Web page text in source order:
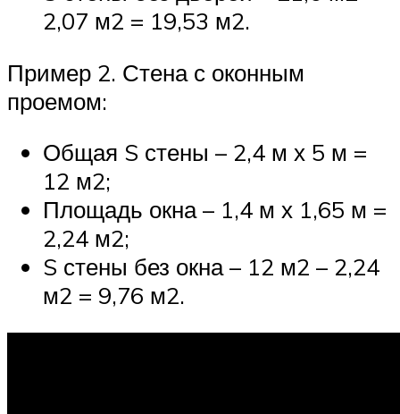
2,07 м2 = 19,53 м2.
Пример 2. Стена с оконным
проемом:
Общая S стены – 2,4 м х 5 м =
12 м2;
Площадь окна – 1,4 м х 1,65 м =
2,24 м2;
S стены без окна – 12 м2 – 2,24
м2 = 9,76 м2.